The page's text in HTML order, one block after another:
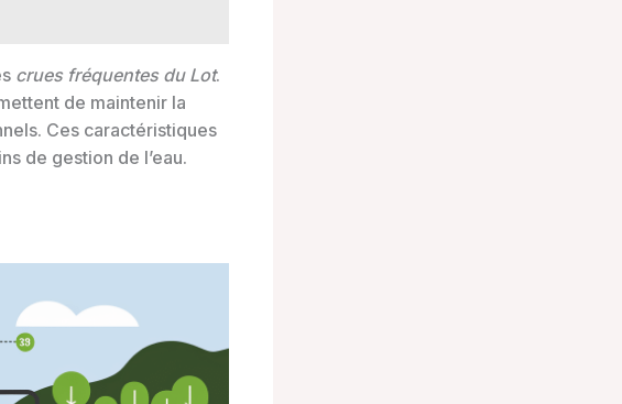
crues fréquentes du Lot.
de maintenir la
Ces caractéristiques
de gestion de l’eau.